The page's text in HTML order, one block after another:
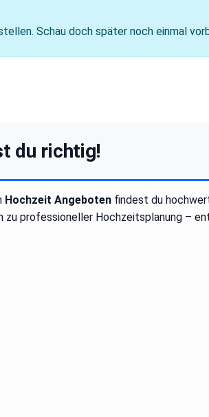
Schau doch später noch einmal
du richtig!
Hochzeit Angeboten findest du
professioneller Hochzeitsplanung –